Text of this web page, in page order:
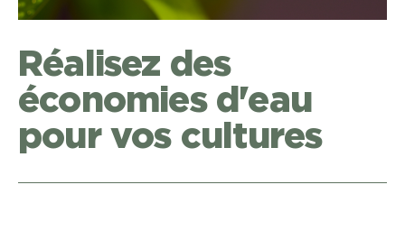
Réalisez des
économies d'eau
pour vos cultures